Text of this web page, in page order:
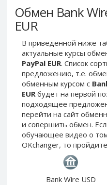
Обмен Bank
EUR
В приведенной ниже
актуальные курсы
PayPal EUR. Список
предложению, т.е.
обменным курсом с
EUR будет на первой
подходящее
перейти на сайт
и совершить обмен.
обучающее видео о
OKchanger, то
Bank Wire USD
Payeer Tether ERC20
(USDT)
Payeer UAH
ЮMoney RUB
ЮMoney KZT
PayPal USD
PayPal EUR
PayPal GBP
PayPal CAD
PayPal AUD
PayPal RUB